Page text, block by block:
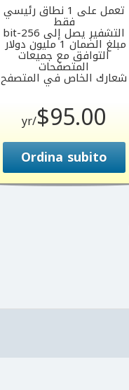
تعمل على 1 نطاق رئيسي
فقط
التشفير يصل إلى 256-bit
مبلغ الضمان 1 مليون دولار
التوافق مع جميعات
المتصفحات
شعارك الخاص في المتصفح
$95.00
/yr
Ordina subito